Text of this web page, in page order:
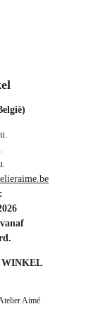
WINKEL
Aimé